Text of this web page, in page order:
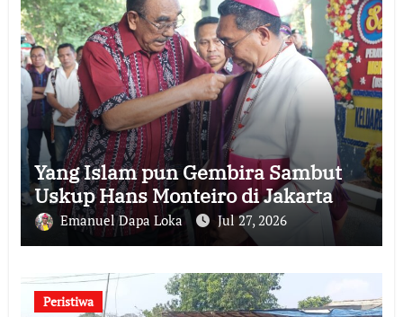
Yang Islam pun Gembira Sambut
Uskup Hans Monteiro di Jakarta
Emanuel Dapa Loka Jul 27, 2026
Peristiwa